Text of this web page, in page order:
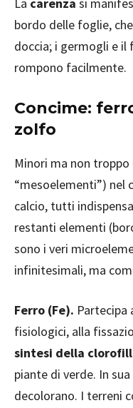
bordo delle foglie,
doccia; i germogli e
rompono facilmente.
Concime:
zolfo
Minori ma non
“mesoelementi”) nel
calcio, tutti
restanti elementi
sono i veri
infinitesimali, ma
Ferro (Fe). Partecipa
fisiologici, alla
sintesi della
piante di verde. In
decolorano. I terreni